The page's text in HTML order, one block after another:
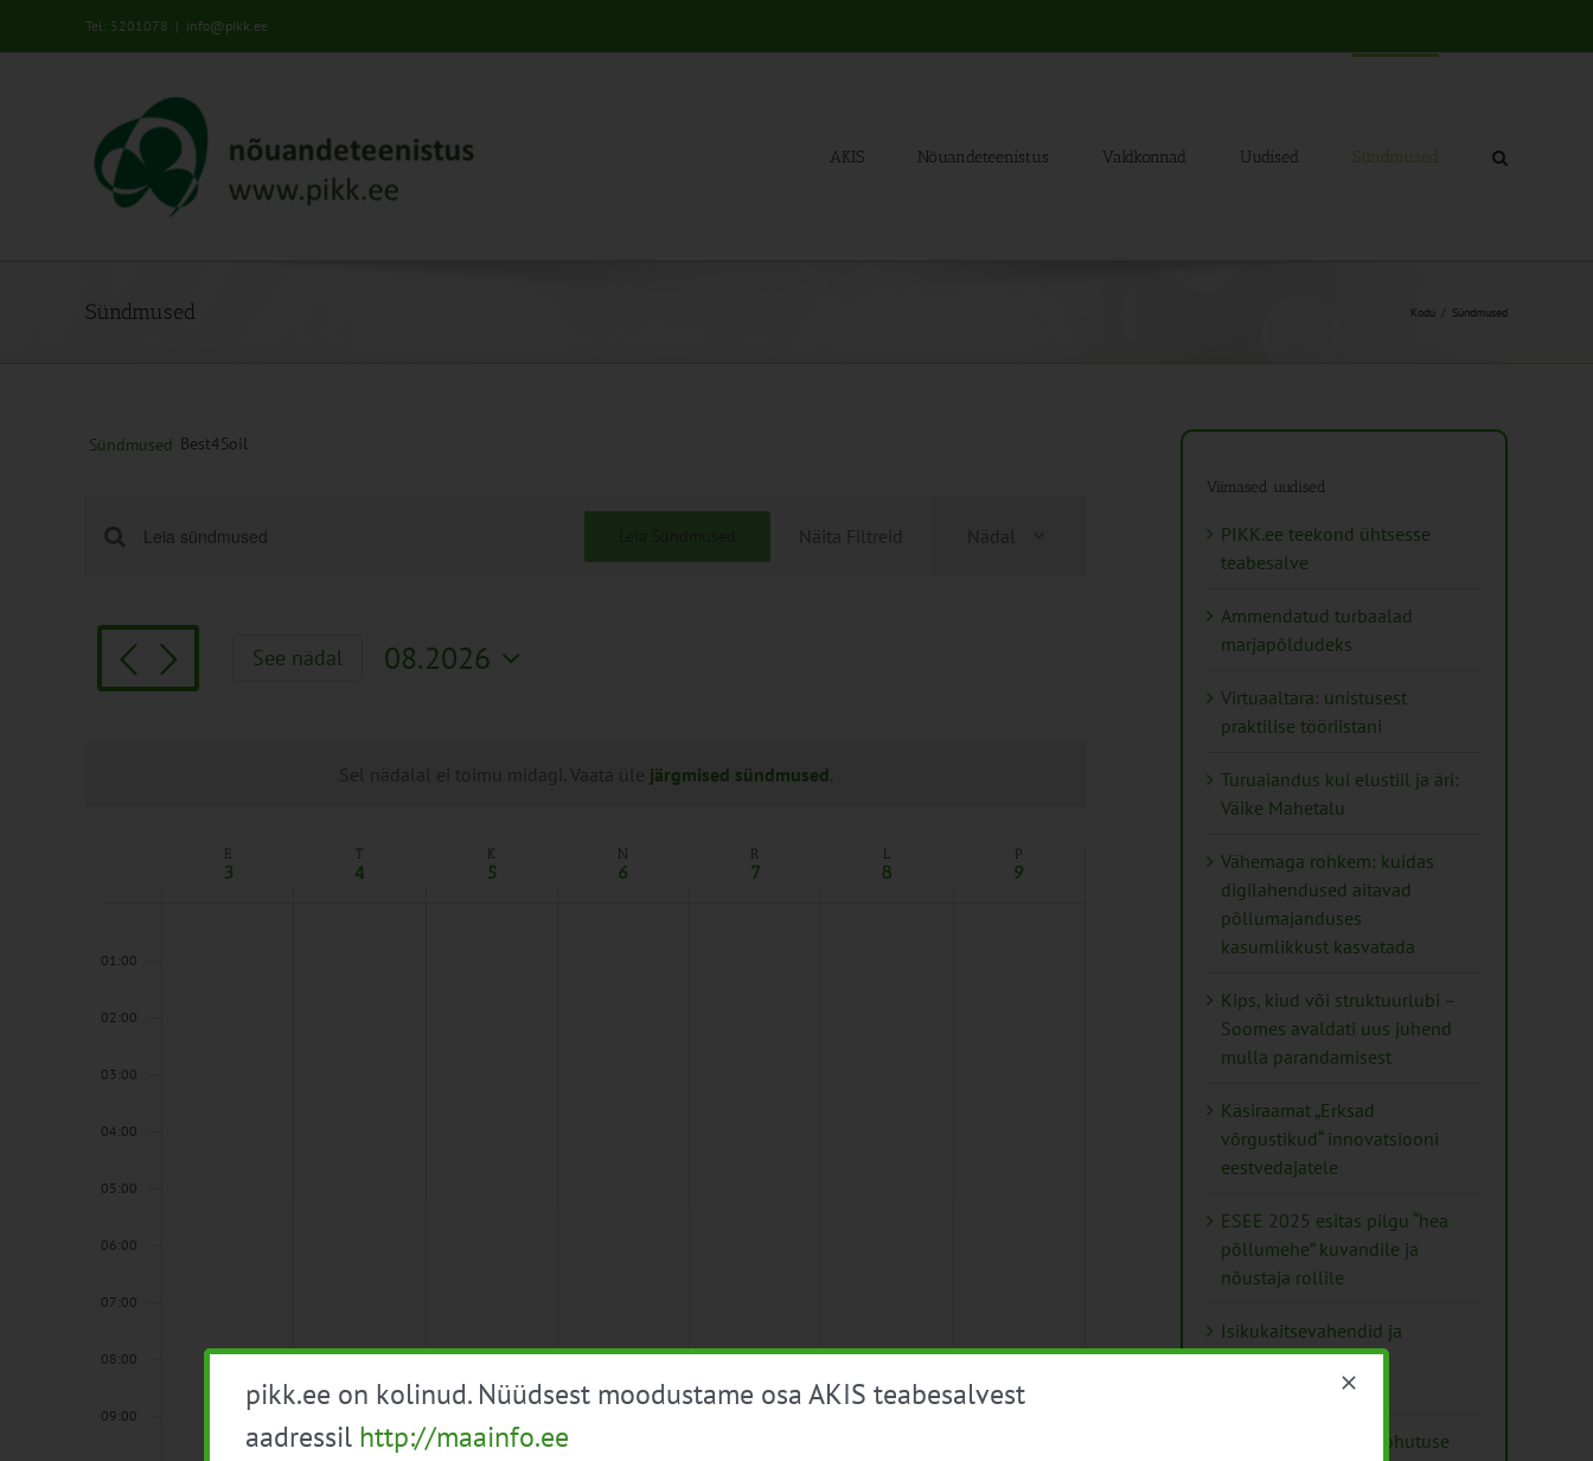
Tel: 5201078 | info@pikk.ee
AKIS Nõuandeteenistus Valdkonnad Uudised Sündmused
Sündmused Kodu Sündmused
Sel nädalal ei toimu midagi. Vaata üle järgmised sündmused
Sündmused Best4Soil
Sündmused
Views
Navigation
Enter
for
Sündmused
by
Näita Filtreid
Views
Nädal
See nädal
08.2026
E
3
T
4
K
5
N
6
R
7
L
8
P
9
01:00
02:00
03:00
04:00
05:00
06:00
07:00
08:00
09:00
Viimased uudised
PIKK.ee teekond ühtsesse
teabesalve
Ammendatud turbaalad
marjapõldudeks
Virtuaaltara: unistusest
praktilise tööriistani
Turuaiandus kui elustiil ja äri:
Väike Mahetalu
Vähemaga rohkem: kuidas
digilahendused aitavad
põllumajanduses
kasumlikkust kasvatada
Kips, kiud või struktuurlubi –
Soomes avaldati uus juhend
mulla parandamisest
Käsiraamat „Erksad
võrgustikud“ innovatsiooni
eestvedajatele
ESEE 2025 esitas pilgu “hea
põllumehe” kuvandile ja
nõustaja rollile
Isikukaitsevahendid ja
ohutusnõuded
taimekaitsetöödel
Mida näitavad toiduohutuse
pikk.ee on kolinud. Nüüdsest moodustame osa AKIS teabesalvest
aadressil http://maainfo.ee